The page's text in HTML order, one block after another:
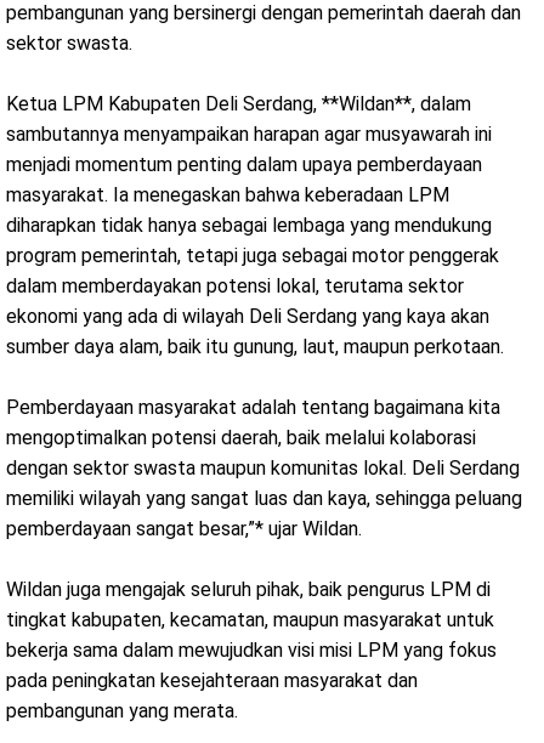
pembangunan yang bersinergi dengan pemerintah daerah dan
sektor swasta.
Ketua LPM Kabupaten Deli Serdang, **Wildan**, dalam
sambutannya menyampaikan harapan agar musyawarah ini
menjadi momentum penting dalam upaya pemberdayaan
masyarakat. Ia menegaskan bahwa keberadaan LPM
diharapkan tidak hanya sebagai lembaga yang mendukung
program pemerintah, tetapi juga sebagai motor penggerak
dalam memberdayakan potensi lokal, terutama sektor
ekonomi yang ada di wilayah Deli Serdang yang kaya akan
sumber daya alam, baik itu gunung, laut, maupun perkotaan.
Pemberdayaan masyarakat adalah tentang bagaimana kita
mengoptimalkan potensi daerah, baik melalui kolaborasi
dengan sektor swasta maupun komunitas lokal. Deli Serdang
memiliki wilayah yang sangat luas dan kaya, sehingga peluang
pemberdayaan sangat besar,”* ujar Wildan.
Wildan juga mengajak seluruh pihak, baik pengurus LPM di
tingkat kabupaten, kecamatan, maupun masyarakat untuk
bekerja sama dalam mewujudkan visi misi LPM yang fokus
pada peningkatan kesejahteraan masyarakat dan
pembangunan yang merata.